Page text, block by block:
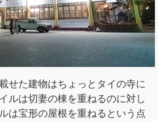
せた建物はちょっとタイの寺に
ルは切妻の棟を重ねるのに対し
は宝形の屋根を重ねるという点